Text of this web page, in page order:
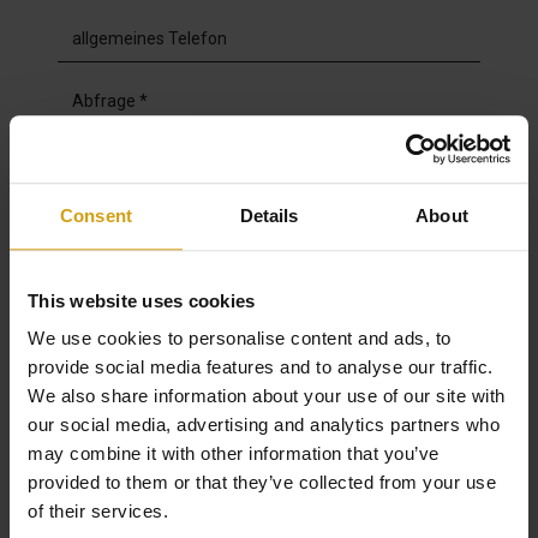
Consent Details About
This website uses cookies
We use cookies to personalise content and ads, to
provide social media features and to analyse our traffic.
We also share information about your use of our site with
our social media, advertising and analytics partners who
may combine it with other information that you’ve
provided to them or that they’ve collected from your use
of their services.
Aktivieren Sie das Kontrollkästchen, um mit uns in Kontakt
unsererDatenschutzrichtlinie verwendet werden
stimmen hiermit der elektronischen Kommunikation zu,
können sich aber jederzeit wieder abmelden.*
Einreichen
Responsable del tratamiento: Casa Las Dunas - La Mata SL, Finalidad del
tratamiento: Gestión y control de los servicios ofrecidos a través de la página Web
de Servicios inmobiliarios, Envío de información a traves de newsletter y otros,